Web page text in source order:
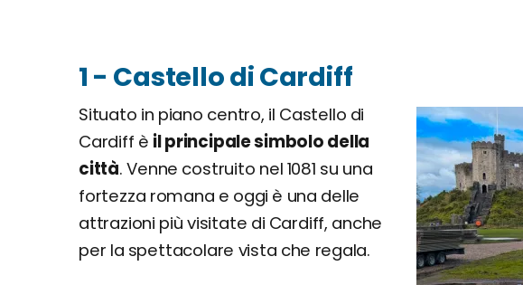
1 - Castello di Cardiff
Situato in piano centro, il Castello di
Cardiff è il principale simbolo della
città. Venne costruito nel 1081 su una
fortezza romana e oggi è una delle
attrazioni più visitate di Cardiff, anche
per la spettacolare vista che regala.